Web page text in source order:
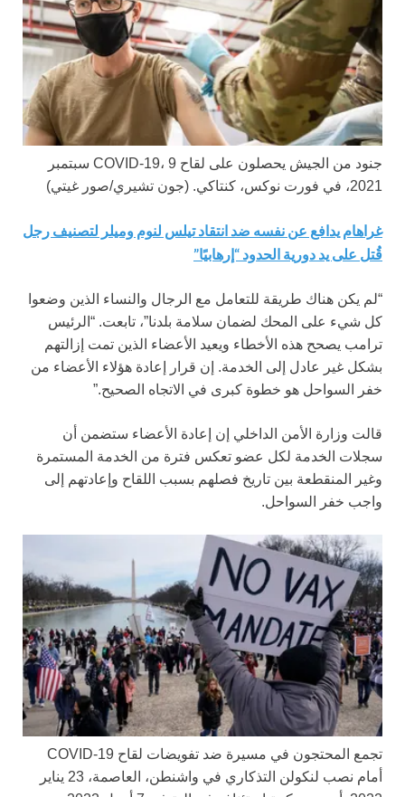
جنود من الجيش يحصلون على لقاح COVID-19، 9 سبتمبر
2021، في فورت نوكس، كنتاكي.
(جون تشيري/صور غيتي)
غراهام يدافع عن نفسه ضد انتقاد تيلس لنوم وميلر لتصنيف رجل
قُتل على يد دورية الحدود “إرهابيًا”
“لم يكن هناك طريقة للتعامل مع الرجال والنساء الذين وضعوا
كل شيء على المحك لضمان سلامة بلدنا”، تابعت. “الرئيس
ترامب يصحح هذه الأخطاء ويعيد الأعضاء الذين تمت إزالتهم
بشكل غير عادل إلى الخدمة. إن قرار إعادة هؤلاء الأعضاء من
خفر السواحل هو خطوة كبرى في الاتجاه الصحيح.”
قالت وزارة الأمن الداخلي إن إعادة الأعضاء ستضمن أن
سجلات الخدمة لكل عضو تعكس فترة من الخدمة المستمرة
وغير المنقطعة بين تاريخ فصلهم بسبب اللقاح وإعادتهم إلى
واجب خفر السواحل.
تجمع المحتجون في مسيرة ضد تفويضات لقاح COVID-19
أمام نصب لنكولن التذكاري في واشنطن، العاصمة، 23 يناير